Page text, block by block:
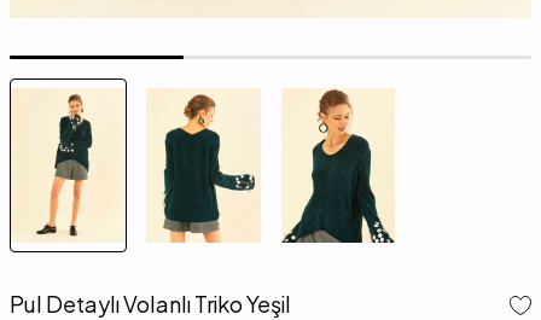
Pul Detaylı Volanlı Triko Yeşil